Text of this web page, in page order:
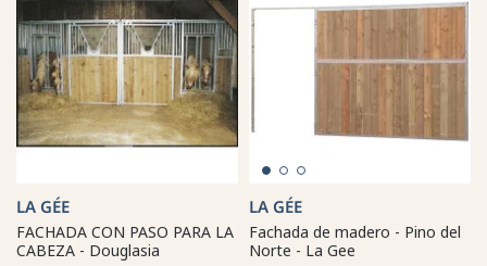
LA GÉE
FACHADA CON PASO PARA LA
CABEZA - Douglasia
LA GÉE
Fachada de madero - Pino del
Norte - La Gee